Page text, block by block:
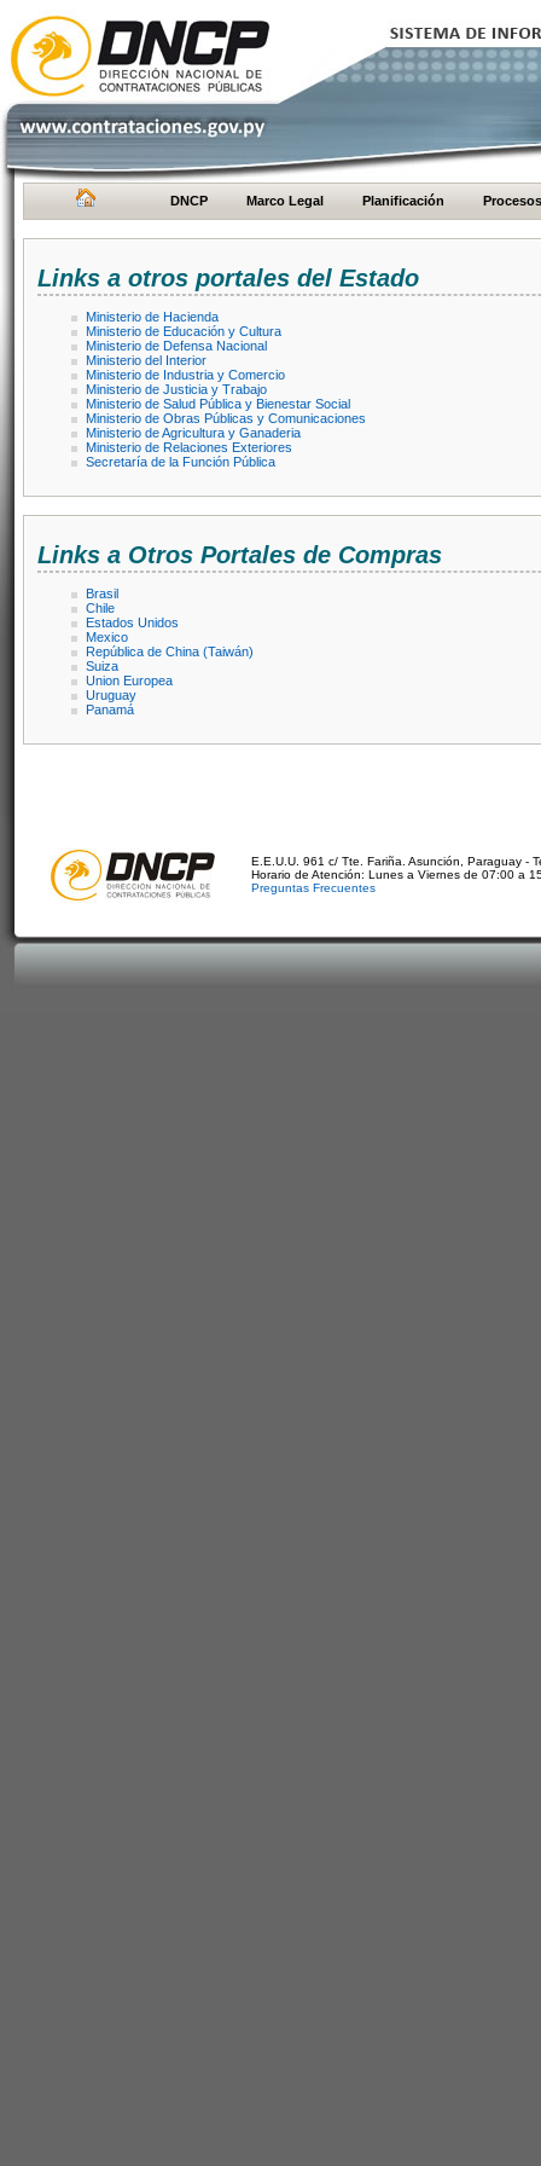
DNCP Marco Legal Planificación Procesos
Links a otros portales del Estado
Ministerio de Hacienda
Ministerio de Educación y Cultura
Ministerio de Defensa Nacional
Ministerio del Interior
Ministerio de Industria y Comercio
Ministerio de Justicia y Trabajo
Ministerio de Salud Pública y Bienestar Social
Ministerio de Obras Públicas y Comunicaciones
Ministerio de Agricultura y Ganaderia
Ministerio de Relaciones Exteriores
Secretaría de la Función Pública
Links a Otros Portales de Compras
Brasil
Chile
Estados Unidos
Mexico
República de China (Taiwán)
Suiza
Union Europea
Uruguay
Panamá
E.E.U.U. 961 c/ Tte. Fariña. Asunción, Paraguay -
Horario de Atención: Lunes a Viernes de 07:00 a
Preguntas Frecuentes